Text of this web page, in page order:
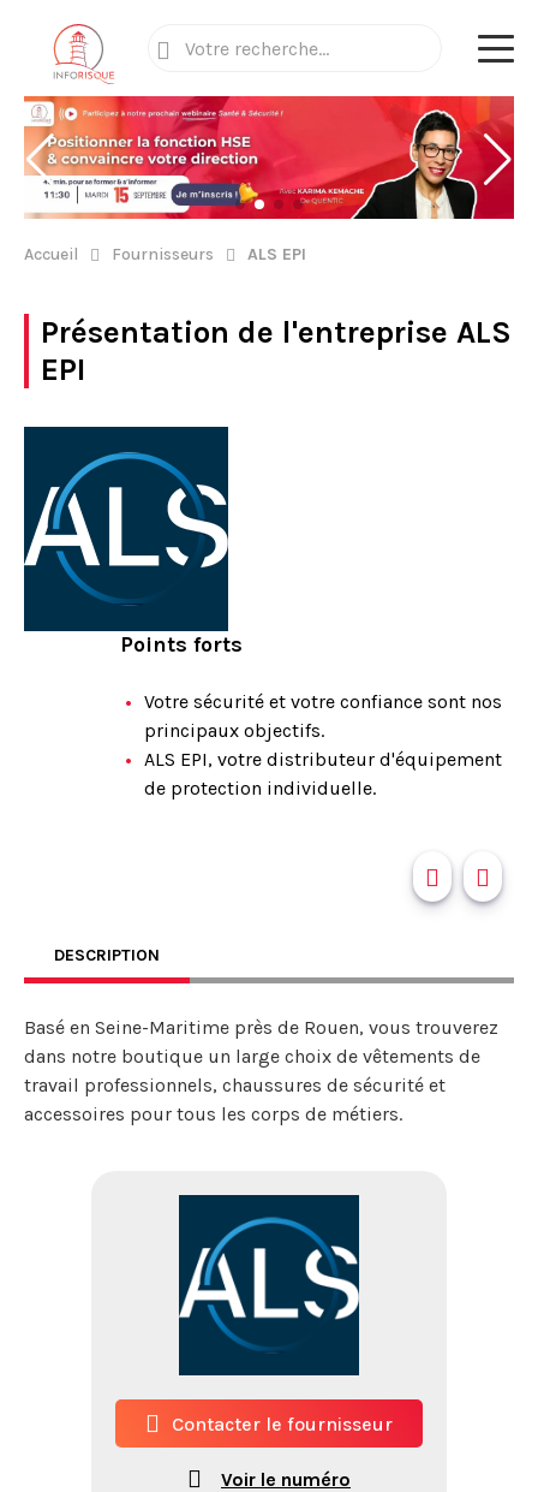
Accueil Fournisseurs ALS EPI
Présentation de l'entreprise ALS
EPI
Points forts
Votre sécurité et votre confiance sont nos
principaux objectifs.
ALS EPI, votre distributeur d'équipement
de protection individuelle.
DESCRIPTION
Basé en Seine-Maritime près de Rouen, vous trouverez
dans notre boutique un large choix de vêtements de
travail professionnels, chaussures de sécurité et
accessoires pour tous les corps de métiers.
Contacter le fournisseur
Voir le numéro